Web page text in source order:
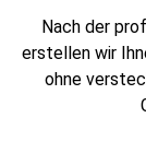
Nach der
erstellen wir
ohne